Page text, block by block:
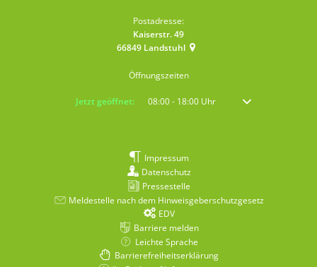
Postadresse:
Kaiserstr. 49
66849 Landstuhl
Öffnungszeiten
Klicken, um weitere Öffnungs- oder Schließzeiten auszublenden
Jetzt geöffnet: 08:00- 18:00Uhr Von 08:00 bis 18:00
Impressum
Datenschutz
Pressestelle
Meldestelle nach dem Hinweisgeberschutzgesetz
EDV
Barriere melden
Leichte Sprache
Barrierefreiheitserklärung